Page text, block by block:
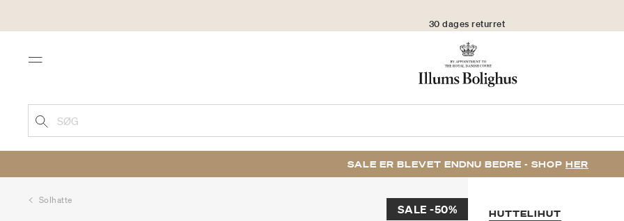
Menu
SØG
SALE ER BLEVET ENDNU BEDRE - SHOP HER
Solhatte
SALE -50% HUTTELIHUT